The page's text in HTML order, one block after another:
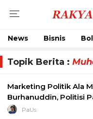
News Bisnis
Topik Berita :
Marketing Politik Ala
Burhanuddin, Politisi
PaUs